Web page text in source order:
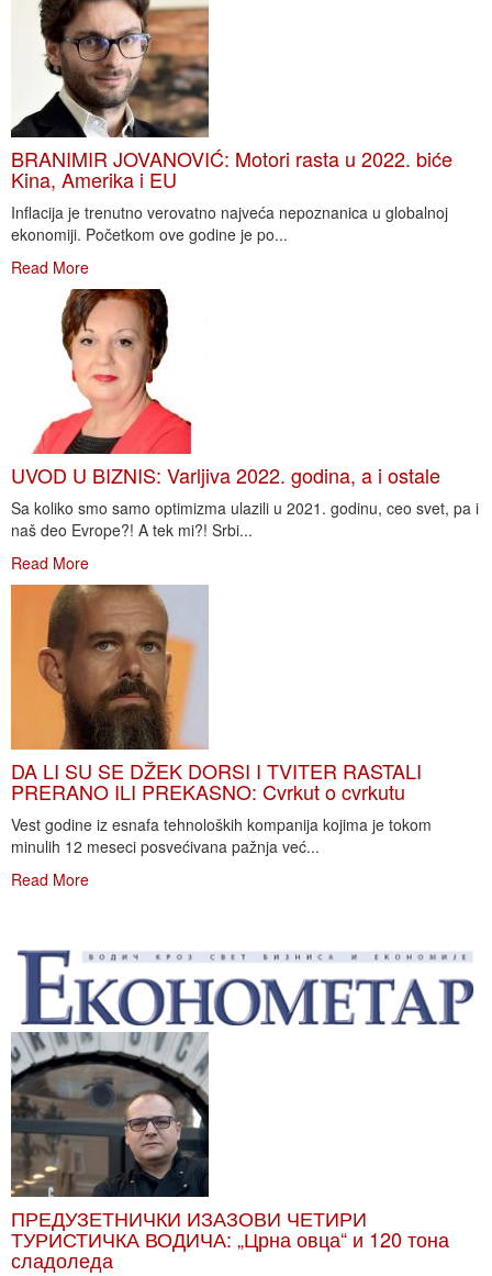
BRANIMIR JOVANOVIĆ: Motori rasta u 2022. biće
Kina, Amerika i EU
Inflacija je trenutno verovatno najveća nepoznanica u globalnoj
ekonomiji. Početkom ove godine je po...
Read More
UVOD U BIZNIS: Varljiva 2022. godina, a i ostale
Sa koliko smo samo optimizma ulazili u 2021. godinu, ceo svet, pa i
naš deo Evrope?! A tek mi?! Srbi...
Read More
DA LI SU SE DŽEK DORSI I TVITER RASTALI
PRERANO ILI PREKASNO: Cvrkut o cvrkutu
Vest godine iz esnafa tehnoloških kompanija kojima je tokom
minulih 12 meseci posvećivana pažnja već...
Read More
ПРЕДУЗЕТНИЧКИ ИЗАЗОВИ ЧЕТИРИ
ТУРИСТИЧКА ВОДИЧА: „Црна овца“ и 120 тона
сладоледа